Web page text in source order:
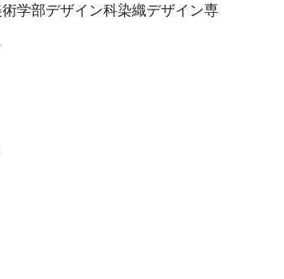
学部デザイン科染織デザイン専